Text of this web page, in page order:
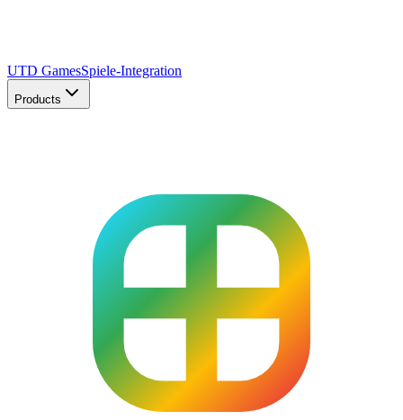
UTD GamesSpiele-Integration
Products